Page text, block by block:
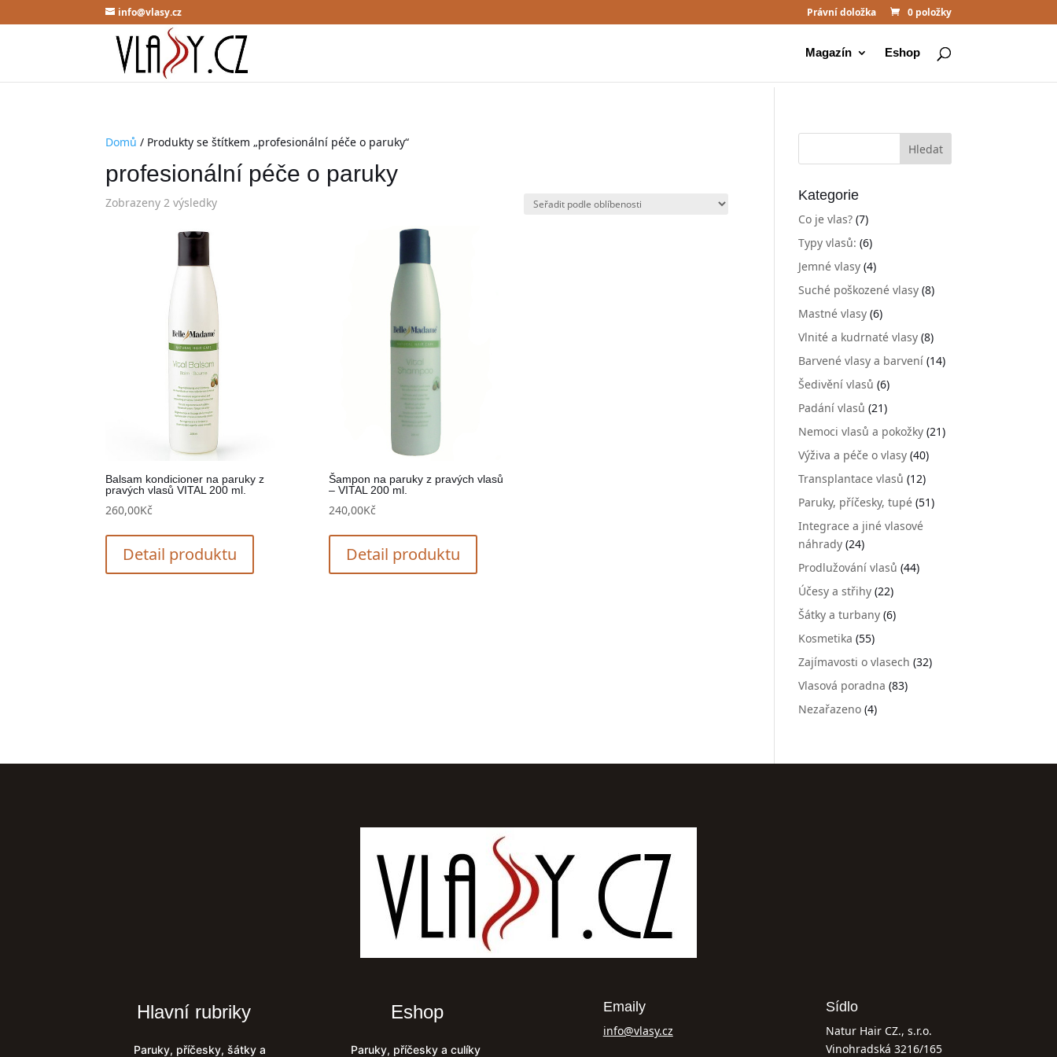
info@vlasy.cz Právní doložka 0 položky
Magazín Eshop
Domů / Produkty se štítkem „profesionální péče o paruky“
profesionální péče o paruky
Zobrazeny 2 výsledky
Balsam kondicioner na paruky z
pravých vlasů VITAL 200 ml.
260,00Kč
Detail produktu
Šampon na paruky z pravých vlasů
– VITAL 200 ml.
240,00Kč
Detail produktu
Kategorie
Co je vlas? (7)
Typy vlasů: (6)
Jemné vlasy (4)
Suché poškozené vlasy (8)
Mastné vlasy (6)
Vlnité a kudrnaté vlasy (8)
Barvené vlasy a barvení (14)
Šedivění vlasů (6)
Padání vlasů (21)
Nemoci vlasů a pokožky (21)
Výživa a péče o vlasy (40)
Transplantace vlasů (12)
Paruky, příčesky, tupé (51)
Integrace a jiné vlasové
náhrady (24)
Prodlužování vlasů (44)
Účesy a střihy (22)
Šátky a turbany (6)
Kosmetika (55)
Zajímavosti o vlasech (32)
Vlasová poradna (83)
Nezařazeno (4)
Hlavní rubriky
Paruky, příčesky, šátky a
Eshop
Paruky, příčesky a culíky
Emaily
info@vlasy.cz
Sídlo
Natur Hair CZ., s.r.o.
Vinohradská 3216/165